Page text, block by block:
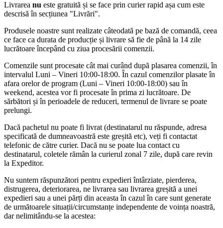
otel
de
inalta
calitate,
finisaj
lustruit,
maner
ergonomic
2
componente,
durabila
precisa,
Industrial
Livrarea nu este gratuită și se face prin curier rapid așa cum este
descrisă în secțiunea "Livrări".
Produsele noastre sunt realizate câteodată pe bază de comandă, ceea
ce face ca durata de producție și livrare să fie de până la 14 zile
lucrătoare începând cu ziua procesării comenzii.
Comenzile sunt procesate cât mai curând după plasarea comenzii, în
intervalul Luni – Vineri 10:00-18:00. În cazul comenzilor plasate în
afara orelor de program (Luni – Vineri 10:00-18:00) sau în
weekend, acestea vor fi procesate în prima zi lucrătoare. De
sărbători și în perioadele de reduceri, termenul de livrare se poate
prelungi.
Dacă pachetul nu poate fi livrat (destinatarul nu răspunde, adresa
specificată de dumneavoastră este greșită etc), veți fi contactat
telefonic de către curier. Dacă nu se poate lua contact cu
destinatarul, coletele rămân la curierul zonal 7 zile, după care revin
la Expeditor.
Nu suntem răspunzători pentru expedieri întârziate, pierderea,
distrugerea, deteriorarea, ne livrarea sau livrarea greșită a unei
expedieri sau a unei părți din aceasta în cazul în care sunt generate
de următoarele situații/circumstanțe independente de voința noastră,
dar nelimitându-se la acestea: